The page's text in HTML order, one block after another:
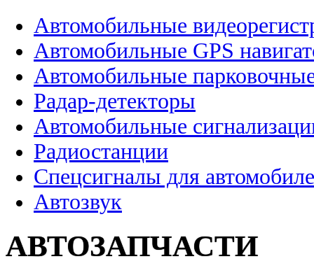
Автомобильные
Автомобильные GPS
Автомобильные
Радар-детекторы
Автомобильные
Радиостанции
Спецсигналы для
Автозвук
АВТОЗАПЧАСТИ